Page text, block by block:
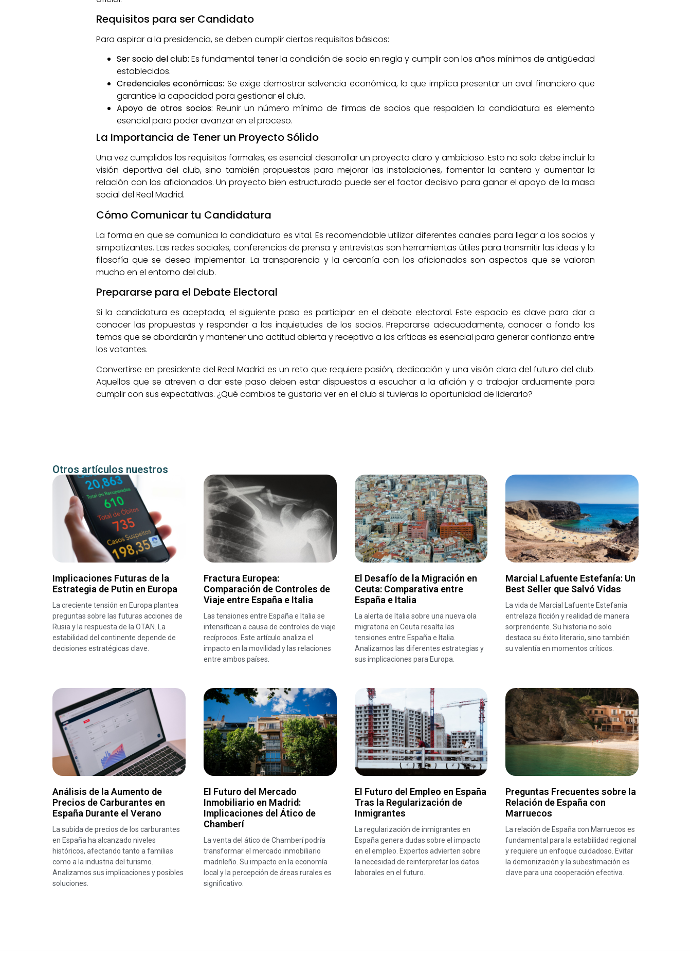
Requisitos para ser Candidato
Para aspirar a la presidencia, se deben cumplir ciertos requisitos básicos:
Ser socio del club: Es fundamental tener la condición de socio en regla y cumplir con los años mínimos de antigüedad
establecidos.
Credenciales económicas: Se exige demostrar solvencia económica, lo que implica presentar un aval financiero que
garantice la capacidad para gestionar el club.
Apoyo de otros socios: Reunir un número mínimo de firmas de socios que respalden la candidatura es elemento
esencial para poder avanzar en el proceso.
La Importancia de Tener un Proyecto Sólido
Una vez cumplidos los requisitos formales, es esencial desarrollar un proyecto claro y ambicioso. Esto no solo debe incluir la
visión deportiva del club, sino también propuestas para mejorar las instalaciones, fomentar la cantera y aumentar la
relación con los aficionados. Un proyecto bien estructurado puede ser el factor decisivo para ganar el apoyo de la masa
social del Real Madrid.
Cómo Comunicar tu Candidatura
La forma en que se comunica la candidatura es vital. Es recomendable utilizar diferentes canales para llegar a los socios y
simpatizantes. Las redes sociales, conferencias de prensa y entrevistas son herramientas útiles para transmitir las ideas y la
filosofía que se desea implementar. La transparencia y la cercanía con los aficionados son aspectos que se valoran
mucho en el entorno del club.
Prepararse para el Debate Electoral
Si la candidatura es aceptada, el siguiente paso es participar en el debate electoral. Este espacio es clave para dar a
conocer las propuestas y responder a las inquietudes de los socios. Prepararse adecuadamente, conocer a fondo los
temas que se abordarán y mantener una actitud abierta y receptiva a las críticas es esencial para generar confianza entre
los votantes.
Convertirse en presidente del Real Madrid es un reto que requiere pasión, dedicación y una visión clara del futuro del club.
Aquellos que se atreven a dar este paso deben estar dispuestos a escuchar a la afición y a trabajar arduamente para
cumplir con sus expectativas. ¿Qué cambios te gustaría ver en el club si tuvieras la oportunidad de liderarlo?
Otros artículos nuestros
Implicaciones Futuras de la
Estrategia de Putin en Europa
La creciente tensión en Europa plantea
preguntas sobre las futuras acciones de
Rusia y la respuesta de la OTAN. La
estabilidad del continente depende de
decisiones estratégicas clave.
Fractura Europea:
Comparación de Controles de
Viaje entre España e Italia
Las tensiones entre España e Italia se
intensifican a causa de controles de viaje
recíprocos. Este artículo analiza el
impacto en la movilidad y las relaciones
entre ambos países.
El Desafío de la Migración en
Ceuta: Comparativa entre
España e Italia
La alerta de Italia sobre una nueva ola
migratoria en Ceuta resalta las
tensiones entre España e Italia.
Analizamos las diferentes estrategias y
sus implicaciones para Europa.
Marcial Lafuente Estefanía: Un
Best Seller que Salvó Vidas
La vida de Marcial Lafuente Estefanía
entrelaza ficción y realidad de manera
sorprendente. Su historia no solo
destaca su éxito literario, sino también
su valentía en momentos críticos.
Análisis de la Aumento de
Precios de Carburantes en
España Durante el Verano
La subida de precios de los carburantes
en España ha alcanzado niveles
históricos, afectando tanto a familias
como a la industria del turismo.
Analizamos sus implicaciones y posibles
soluciones.
El Futuro del Mercado
Inmobiliario en Madrid:
Implicaciones del Ático de
Chamberí
La venta del ático de Chamberí podría
transformar el mercado inmobiliario
madrileño. Su impacto en la economía
local y la percepción de áreas rurales es
significativo.
El Futuro del Empleo en España
Tras la Regularización de
Inmigrantes
La regularización de inmigrantes en
España genera dudas sobre el impacto
en el empleo. Expertos advierten sobre
la necesidad de reinterpretar los datos
laborales en el futuro.
Preguntas Frecuentes sobre la
Relación de España con
Marruecos
La relación de España con Marruecos es
fundamental para la estabilidad regional
y requiere un enfoque cuidadoso. Evitar
la demonización y la subestimación es
clave para una cooperación efectiva.